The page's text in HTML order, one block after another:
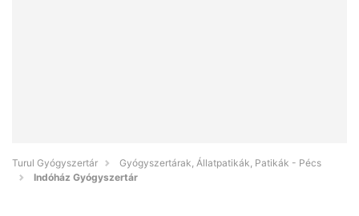
Turul Gyógyszertár
Gyógyszertárak, Állatpatikák, Patikák - Pécs
Indóház Gyógyszertár